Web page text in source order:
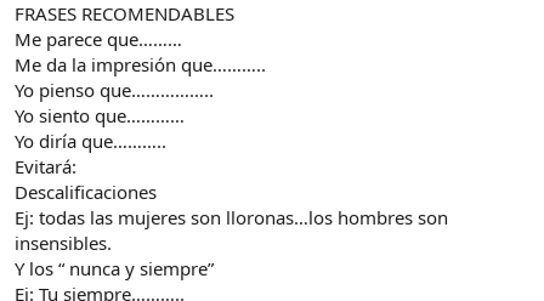
FRASES RECOMENDABLES
Me parece que………
Me da la impresión que………..
Yo pienso que……………..
Yo siento que…………
Yo diría que………..
Evitará:
Descalificaciones
Ej: todas las mujeres son lloronas…los hombres son
insensibles.
Y los “ nunca y siempre”
Ej: Tu siempre………..